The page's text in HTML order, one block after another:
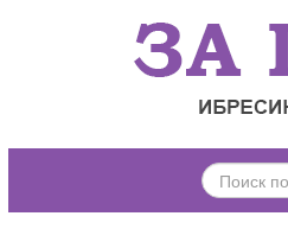
ПОИСК
ПО